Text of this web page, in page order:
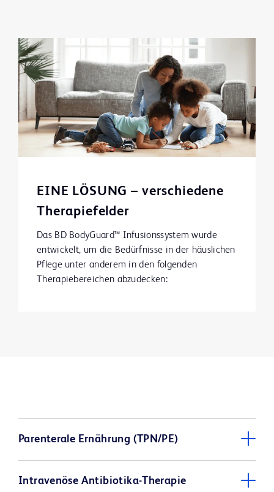
EINE LÖSUNG – verschiedene
Therapiefelder
Das BD BodyGuard™ Infusionssystem wurde
entwickelt, um die Bedürfnisse in der häuslichen
Pflege unter anderem in den folgenden
Therapiebereichen abzudecken:
Parenterale Ernährung (TPN/PE)
Intravenöse Antibiotika-Therapie